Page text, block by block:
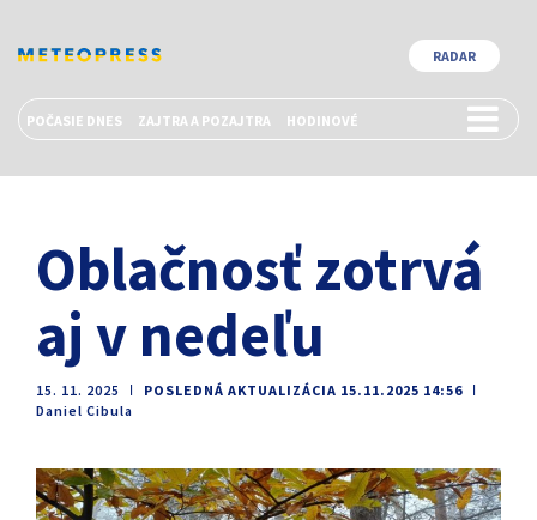
POČASIE DNES ZAJTRA A POZAJTRA HODINOVÉ
RADAR
Oblačnosť zotrvá
aj v nedeľu
15. 11. 2025 ǀ POSLEDNÁ AKTUALIZÁCIA 15.11.2025 14:56 ǀ
Daniel Cibula